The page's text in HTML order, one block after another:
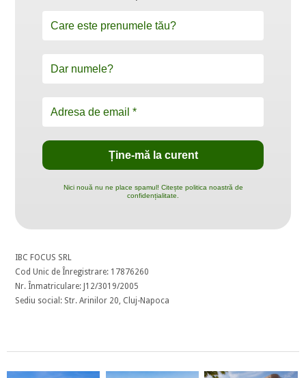
Nici nouă nu ne place spamul! Citește politica noastră de
confidențialitate.
IBC FOCUS SRL
Cod Unic de Înregistrare: 17876260
Nr. Înmatriculare: J12/3019/2005
Sediu social: Str. Arinilor 20, Cluj-Napoca